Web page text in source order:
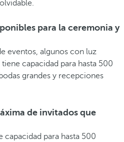
para la ceremonia y
eventos, algunos con luz
capacidad para hasta 500
grandes y recepciones
de invitados que
capacidad para hasta 500